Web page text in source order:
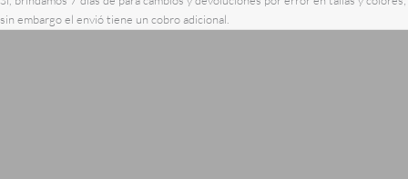
sin embargo el envió tiene un cobro adicional.